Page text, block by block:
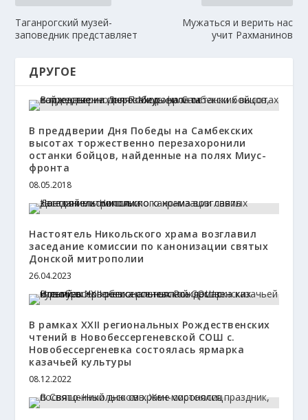
Таганрогский музей-
заповедник представляет
Мужаться и верить нас
учит Рахманинов
ДРУГОЕ
В преддверии Дня Победы на Самбекских
высотах торжественно перезахоронили
останки бойцов, найденные на полях Миус-
фронта
08.05.2018
Настоятель Никольского храма возглавил
заседание комиссии по канонизации святых
Донской митрополии
26.04.2023
В рамках XXII региональных Рождественских
чтений в Новобессергеневской СОШ с.
Новобессергеневка состоялась ярмарка
казачьей культуры
08.12.2022